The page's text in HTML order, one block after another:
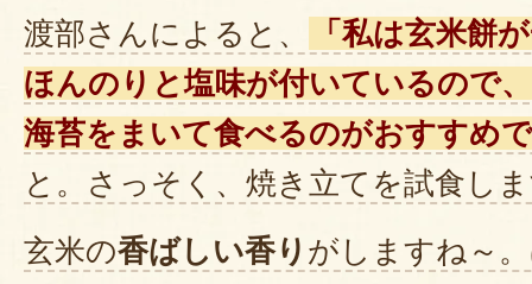
渡部さんによると、
「私は玄米餅
ほんのりと塩味が付いているので
海苔をまいて食べるのがおすすめ
と。さっそく、焼き立てを試食し
玄米の香ばしい香り がしますね～